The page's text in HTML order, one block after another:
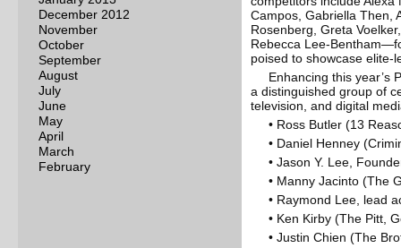
December 2012
November
October
September
August
July
June
May
April
March
February
Campos, Gabriella Then,
Rosenberg, Greta
Rebecca Lee-
poised to showcase elite-
Enhancing this year’s
a distinguished group of
television, and digital
• Ross Butler (13
• Daniel Henney
• Jason Y. Lee,
• Manny Jacinto (The
• Raymond Lee, lead
• Ken Kirby (The Pitt,
• Justin Chien (The